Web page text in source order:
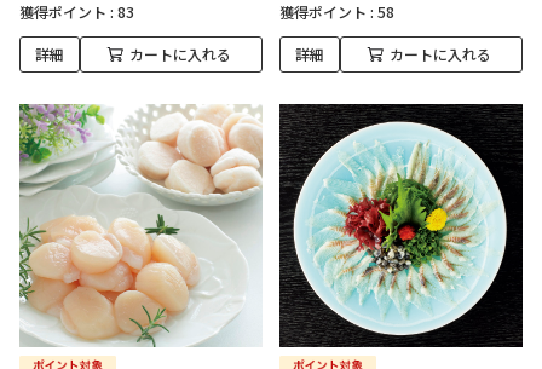
獲得ポイント : 83
詳細 カートに入れる
獲得ポイント : 58
詳細 カートに入れる